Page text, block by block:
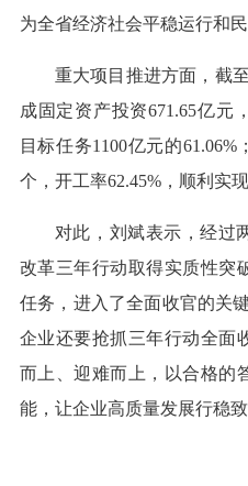
为全省经济社会平稳运行和
重大项目推进方面，截
成固定资产投资671.65亿元
目标任务1100亿元的
个，开工率62.45%，顺利实
对此，刘斌表示，经过
改革三年行动取得实质性突
任务，进入了全面收官的关
企业还要抢抓三年行动全面
而上、迎难而上，以合格的
能，让企业高质量发展行稳